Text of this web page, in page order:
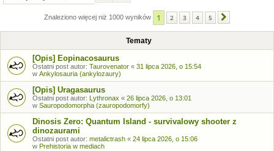
Znaleziono więcej niż 1000 wyników 1 2 3 4 5
Tematy
[Opis] Eopinacosaurus
Ostatni post autor: Taurovenator « 31 lipca 2026, o 15:54
w Ankylosauria (ankylozaury)
[Opis] Uragasaurus
Ostatni post autor: Lythronax « 26 lipca 2026, o 13:01
w Sauropodomorpha (zauropodomorfy)
Dinosis Zero: Quantum Island - survivalowy shooter z
dinozaurami
Ostatni post autor: metalictrash « 24 lipca 2026, o 15:06
w Prehistoria w mediach